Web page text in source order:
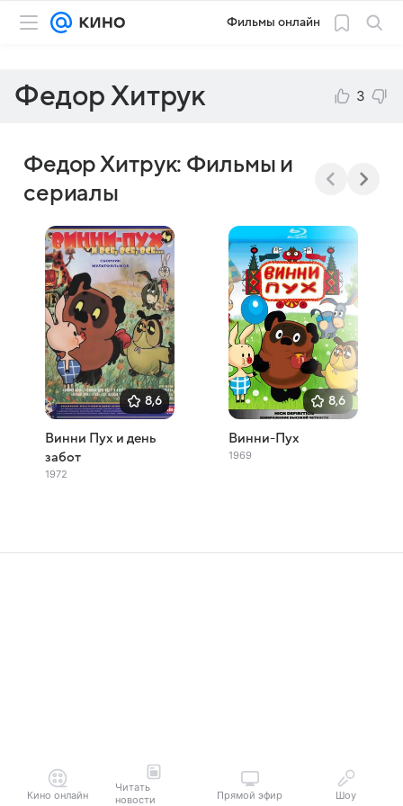
Фильмы онлайн
Федор Хитрук 3
Федор Хитрук: Фильмы и
сериалы
8,6
Винни Пух и день
забот
1972
8,6
Винни-Пух
1969
Кино онлайн
Читать
новости
Прямой эфир Шоу